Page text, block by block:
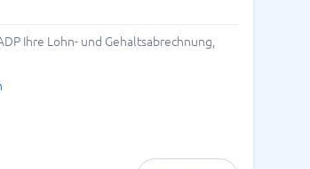
Ihre Lohn- und Gehaltsabrechnung,